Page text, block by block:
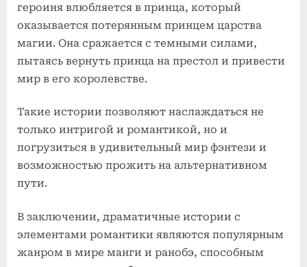
героиня влюбляется в принца, который
оказывается потерянным принцем царства
магии. Она сражается с темными силами,
пытаясь вернуть принца на престол и привести
мир в его королевстве.
Такие истории позволяют наслаждаться не
только интригой и романтикой, но и
погрузиться в удивительный мир фэнтези и
возможностью прожить на альтернативном
пути.
В заключении, драматичные истории с
элементами романтики являются популярным
жанром в мире манги и ранобэ, способным